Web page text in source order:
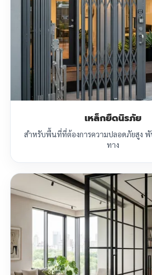
เหล็กยืดนิรภัย
สำหรับพื้นที่ที่ต้องการความปลอดภัยสูง พั
ทาง